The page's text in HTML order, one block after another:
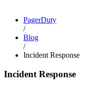
PagerDuty
/
Blog
/
Incident Response
Incident Response